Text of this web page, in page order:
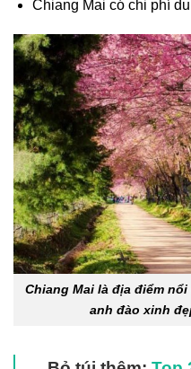
Chiang Mai có chi phí
Chiang Mai là địa điểm
anh đào xinh